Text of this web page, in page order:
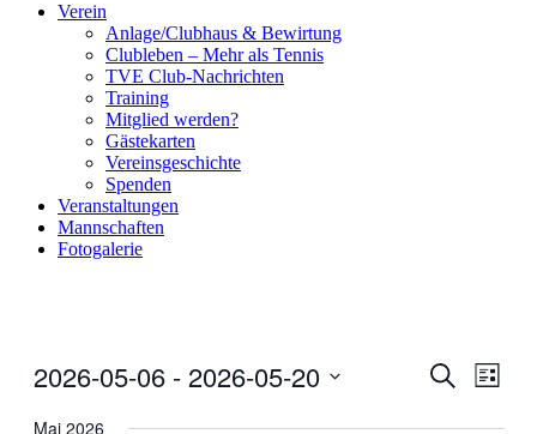
Verein
Anlage/Clubhaus & Bewirtung
Clubleben – Mehr als Tennis
TVE Club-Nachrichten
Training
Mitglied werden?
Gästekarten
Vereinsgeschichte
Spenden
Veranstaltungen
Mannschaften
Fotogalerie
Suche
Liste
2026-05-06 - 2026-05-20
wählen.
Mai 2026